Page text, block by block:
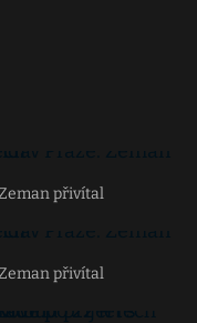
přivítal
přivítal